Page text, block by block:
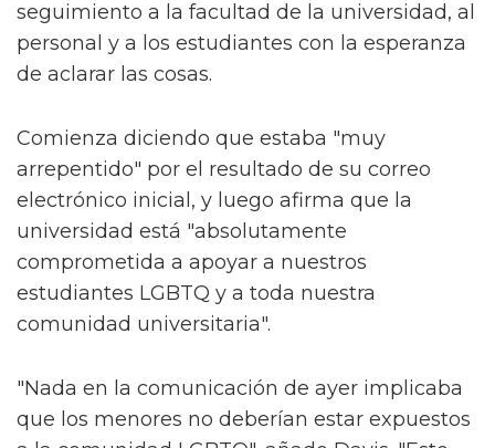
seguimiento a la facultad de la universidad, al
personal y a los estudiantes con la esperanza
de aclarar las cosas.
Comienza diciendo que estaba "muy
arrepentido" por el resultado de su correo
electrónico inicial, y luego afirma que la
universidad está "absolutamente
comprometida a apoyar a nuestros
estudiantes LGBTQ y a toda nuestra
comunidad universitaria".
"Nada en la comunicación de ayer implicaba
que los menores no deberían estar expuestos